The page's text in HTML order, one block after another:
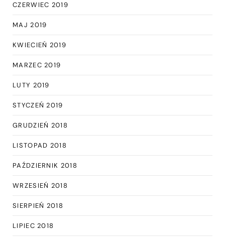
CZERWIEC 2019
MAJ 2019
KWIECIEŃ 2019
MARZEC 2019
LUTY 2019
STYCZEŃ 2019
GRUDZIEŃ 2018
LISTOPAD 2018
PAŹDZIERNIK 2018
WRZESIEŃ 2018
SIERPIEŃ 2018
LIPIEC 2018